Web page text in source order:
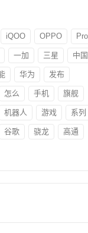
iQOO OPPO Pro
一加 三星 中国
华为 发布
怎么 手机 旗舰
机器人 游戏 系列
谷歌 骁龙 高通